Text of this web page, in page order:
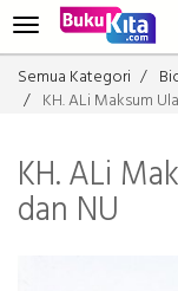
Semua Kategori
KH. ALi Maksum
KH. ALi
dan NU